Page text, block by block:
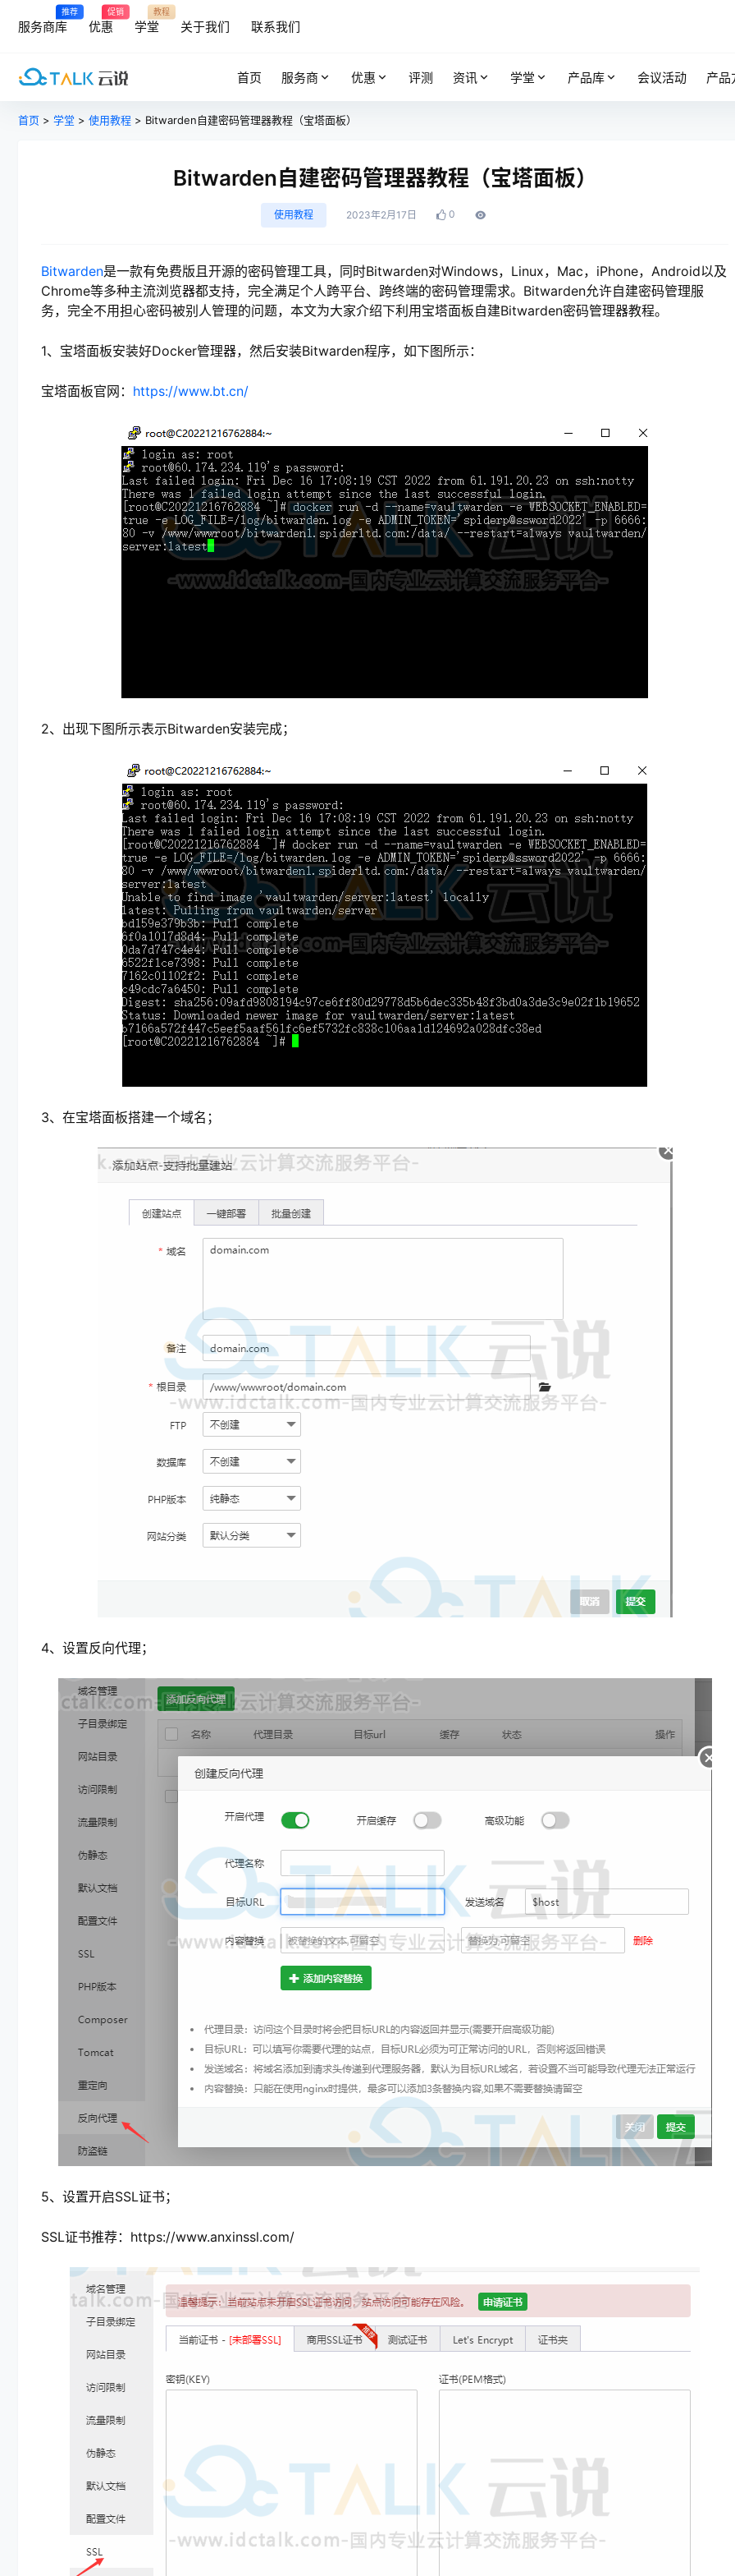
推荐
服务商库
促销
优惠
教程
学堂 关于我们 联系我们
首页 服务商 优惠 评测 资讯 学堂 产品库 会议活动 产品
首页 > 学堂 > 使用教程 > Bitwarden自建密码管理器教程（宝塔面板）
Bitwarden自建密码管理器教程（宝塔面板）
使用教程 2023年2月17日 0
Bitwarden是一款有免费版且开源的密码管理工具，同时Bitwarden对Windows，Linux，Mac，iPhone，Android以及
Chrome等多种主流浏览器都支持，完全满足个人跨平台、跨终端的密码管理需求。Bitwarden允许自建密码管理服
务，完全不用担心密码被别人管理的问题，本文为大家介绍下利用宝塔面板自建Bitwarden密码管理器教程。
1、宝塔面板安装好Docker管理器，然后安装Bitwarden程序，如下图所示：
宝塔面板官网： https://www.bt.cn/
2、出现下图所示表示Bitwarden安装完成；
3、在宝塔面板搭建一个域名；
4、设置反向代理；
5、设置开启SSL证书；
SSL证书推荐：https://www.anxinssl.com/